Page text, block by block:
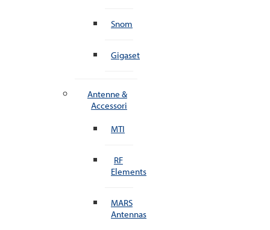
Snom
Gigaset
Antenne &
Accessori
MTI
RF
Elements
MARS
Antennas